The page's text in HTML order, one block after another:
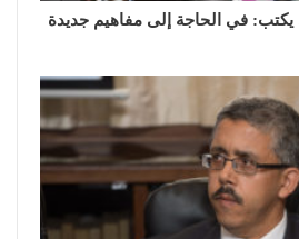
يكتب: في الحاجة إلى مفاهيم جديدة